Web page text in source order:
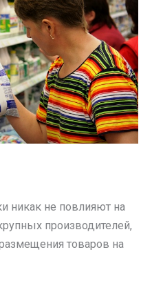
никак не повлияют на
производителей,
товаров на